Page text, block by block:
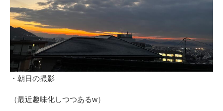
・朝日の撮影
（最近趣味化しつつあるw）